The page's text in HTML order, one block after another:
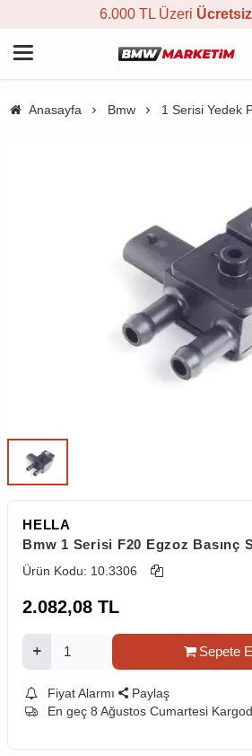
6.000 TL Üzeri
Anasayfa Bmw 1 Serisi Yedek
HELLA
Bmw 1 Serisi F20 Egzoz Basınç
Ürün Kodu: 10.3306
2.082,08 TL
Sepete
Fiyat Alarmı
Paylaş
En geç 8 Ağustos Cumartesi